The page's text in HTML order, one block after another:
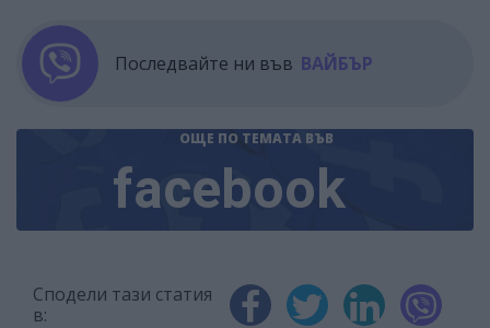
Последвайте ни във ВАЙБЪР
ОЩЕ ПО ТЕМАТА ВЪВ
facebook
Сподели тази статия
в: